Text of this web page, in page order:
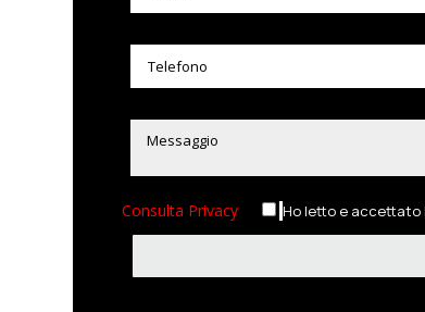
Consulta Privacy Ho letto e accettato